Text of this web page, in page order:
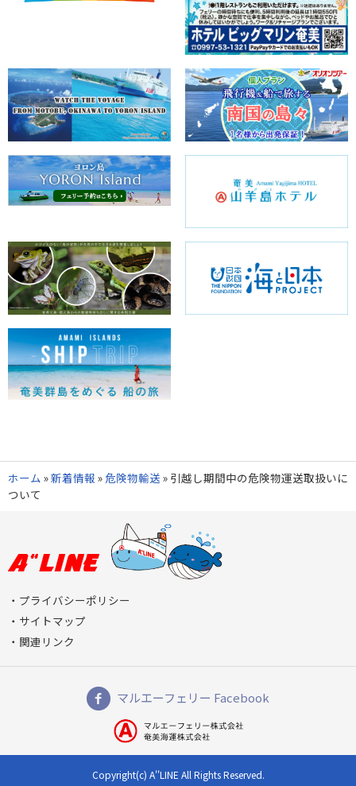
ホーム »新着情報 » 危険物輸送 » 引越し期間中の危険物運送取扱いに
ついて
プライバシーポリシー
サイトマップ
関連リンク
マルエーフェリー Facebook
Copyright(c) A''LINE All Rights Reserved.